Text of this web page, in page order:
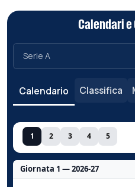
Calendari
Calendario Classifica
1 2 3 4 5
Giornata 1 — 2026-27